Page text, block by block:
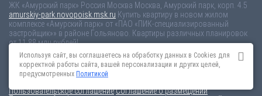
ЖК «Амурский парк» Россия Москва Москва, Амурский парк, корп. 4.5
amurskiy-park.novopoisk.msk.ru Купить квартиру в новом жилом
комплексе «Амурский парк» от «ПАО «ПИК-специализированный
застройщик»» в районе Гольяново. Квартиры различных планировок
от 11.88 млн рублей!
Новостройки Санкт-ПетербургаНовостройки Москвы
Информация на сайте взята из открытых источников, не является
Пользовательское соглашениеСоглашение о размещении
Используя сайт, вы соглашаетесь на обработку данных в Cookies для
корректной работы сайта, вашей персонализации и других целей,
предусмотренных Политикой